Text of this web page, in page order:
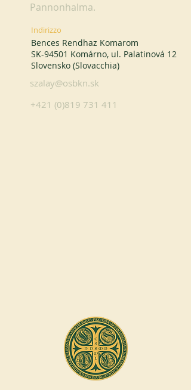
Pannonhalma.
Indirizzo
Bences Rendhaz Komarom
SK-94501 Komárno, ul. Palatinová 12
Slovensko (Slovacchia)
szalay@osbkn.sk
+421 (0)819 731 411